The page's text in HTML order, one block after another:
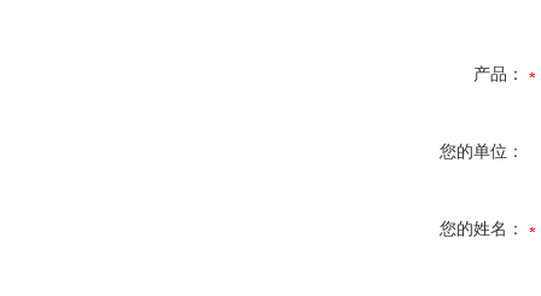
产品：
您的单位：
您的姓名：